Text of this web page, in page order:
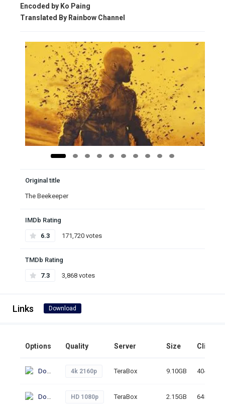
Encoded by Ko Paing
Translated By Rainbow Channel
Original title
The Beekeeper
IMDb Rating
6.3 171,720 votes
TMDb Rating
7.3 3,868 votes
Links Download
Options Quality Server Size Clicks
Download 4k 2160p TeraBox 9.10GB 404
Download HD 1080p TeraBox 2.15GB 645